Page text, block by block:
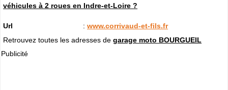
véhicules à 2 roues en Indre-et-Loire ?
Url : www.corrivaud-et-fils.fr
Retrouvez toutes les adresses de garage moto BOURGUEIL
Publicité